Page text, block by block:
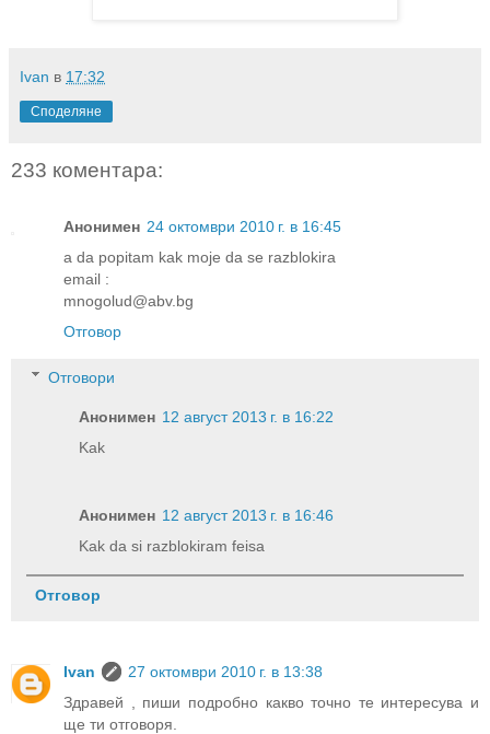
Ivan в 17:32
Споделяне
233 коментара:
Анонимен 24 октомври 2010 г. в 16:45
a da popitam kak moje da se razblokira
email :
mnogolud@abv.bg
Отговор
Отговори
Анонимен 12 август 2013 г. в 16:22
Kak
Анонимен 12 август 2013 г. в 16:46
Kak da si razblokiram feisa
Отговор
Ivan
27 октомври 2010 г. в 13:38
Здравей , пиши подробно какво точно те интересува и
ще ти отговоря.